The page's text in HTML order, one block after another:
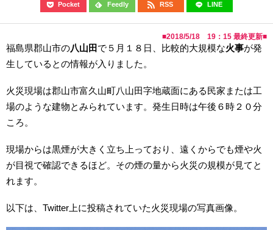
Pocket Feedly RSS LINE
■2018/5/18 19：15 最終更新■
福島県郡山市の八山田 で５月１８日、比較的大規模な火事が発
生しているとの情報が入りました。
火災現場は郡山市富久山町八山田字地蔵面にある民家または工
場のような建物とみられています。発生日時は午後６時２０分
ころ。
現場からは黒煙が大きく立ち上っており、遠くからでも煙や火
が目視で確認できるほど。その煙の量から火災の規模が見てと
れます。
以下は、Twitter上に投稿されていた火災現場の写真画像。